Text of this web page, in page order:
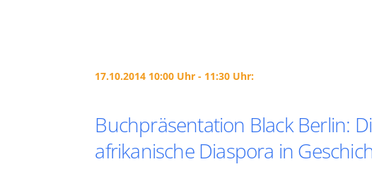
17.10.2014 10:00 Uhr - 11:30 Uhr:
Buchpräsentation Black Berlin:
afrikanische Diaspora in